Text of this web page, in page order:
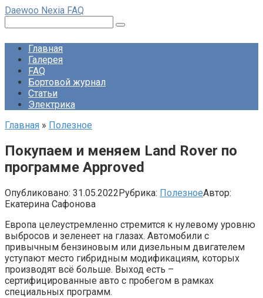
Перейти
контенту
Daewoo Nexia FAQ
Главная
Галерея
FAQ
Бортовой журнал
Статьи
Электрика
Главная » Полезное
Покупаем и меняем Land Rover по
программе Approved
Опубликовано: 31.05.2022Рубрика: ПолезноеАвтор:
Екатерина Сафонова
Европа целеустремленно стремится к нулевому уровню
выбросов и зеленеет на глазах. Автомобили с
привычным бензиновым или дизельным двигателем
уступают место гибридным модификациям, которых
производят всё больше. Выход есть –
сертифицированные авто с пробегом в рамках
специальных программ.